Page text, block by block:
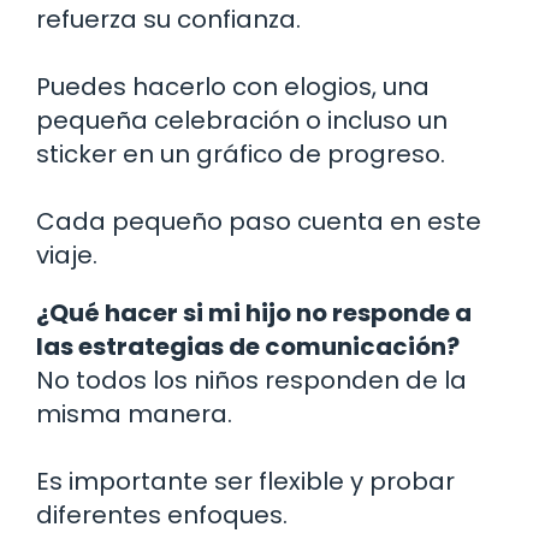
refuerza su confianza.
Puedes hacerlo con elogios, una
pequeña celebración o incluso un
sticker en un gráfico de progreso.
Cada pequeño paso cuenta en este
viaje.
¿Qué hacer si mi hijo no responde a
las estrategias de comunicación?
No todos los niños responden de la
misma manera.
Es importante ser flexible y probar
diferentes enfoques.